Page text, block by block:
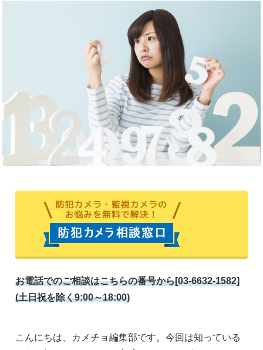
お電話でのご相談はこちらの番号から[03-6632-1582]
(土日祝を除く9:00～18:00)
こんにちは、カメチョ編集部です。今回は知っている